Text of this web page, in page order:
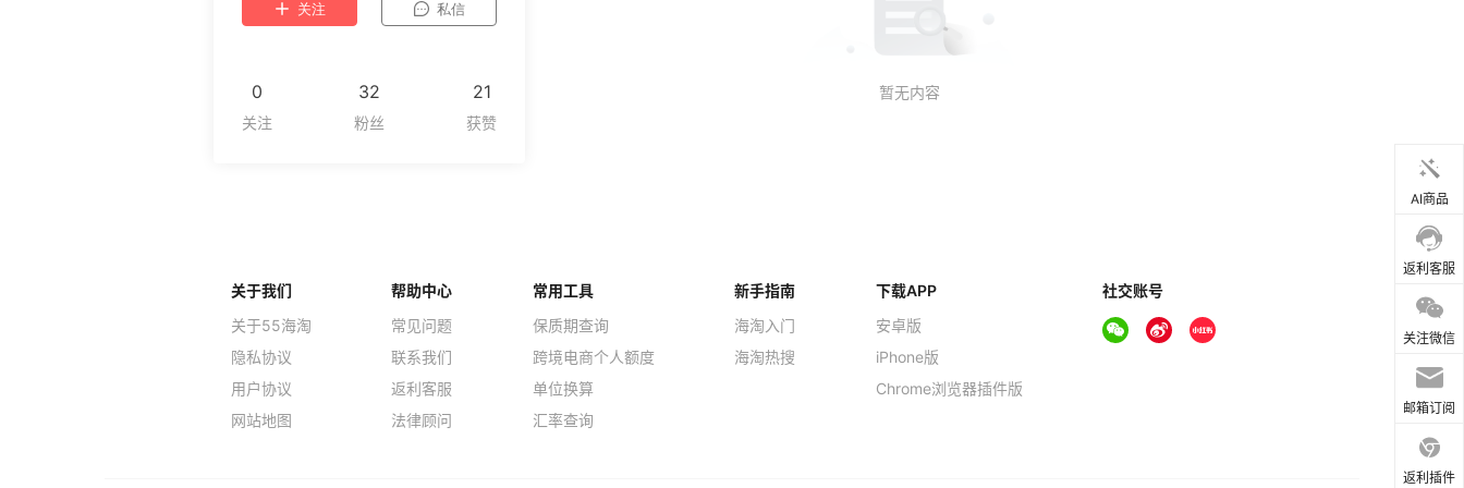
关注 私信
0 32 21
AI商品
返利客服
关注微信
邮箱订阅
返利插件
关于我们
关于55海淘
隐私协议
用户协议
网站地图
帮助中心
常见问题
联系我们
返利客服
法律顾问
常用工具
保质期查询
跨境电商个人额度
单位换算
汇率查询
新手指南
海淘入门
海淘热搜
下载APP
安卓版
iPhone版
Chrome浏览器插件版
社交账号